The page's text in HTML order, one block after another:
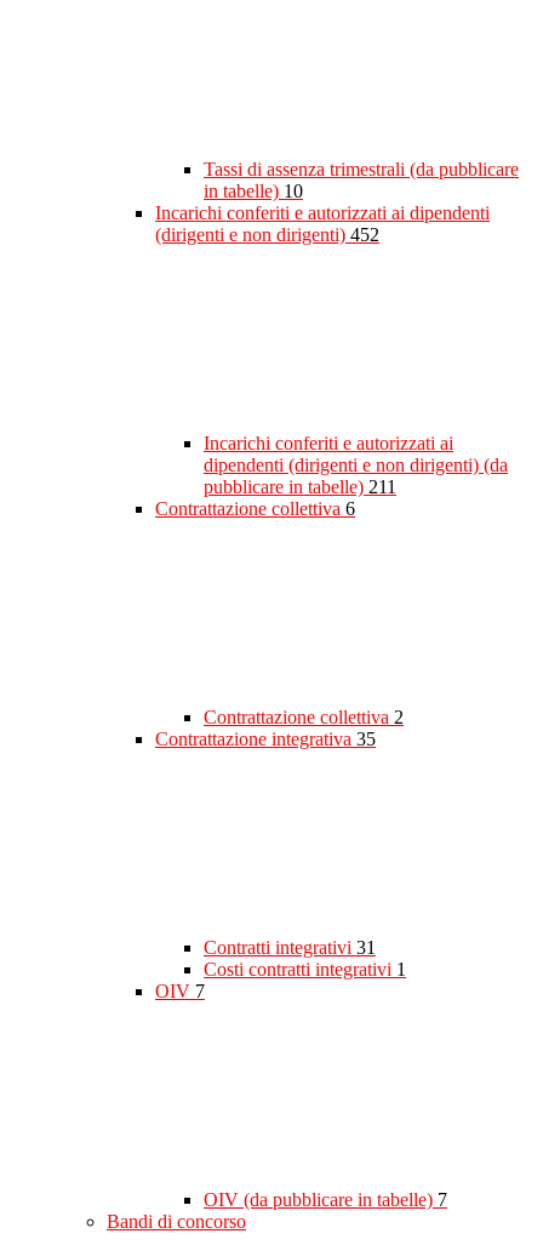
Tassi di assenza trimestrali (da pubblicare
in tabelle) 10
Incarichi conferiti e autorizzati ai dipendenti
(dirigenti e non dirigenti) 452
Incarichi conferiti e autorizzati ai
dipendenti (dirigenti e non dirigenti) (da
pubblicare in tabelle) 211
Contrattazione collettiva 6
Contrattazione collettiva 2
Contrattazione integrativa 35
Contratti integrativi 31
Costi contratti integrativi 1
OIV 7
OIV (da pubblicare in tabelle) 7
Bandi di concorso